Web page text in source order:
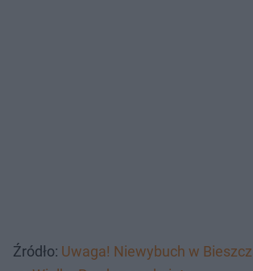
Źródło: Uwaga! Niewybuch w